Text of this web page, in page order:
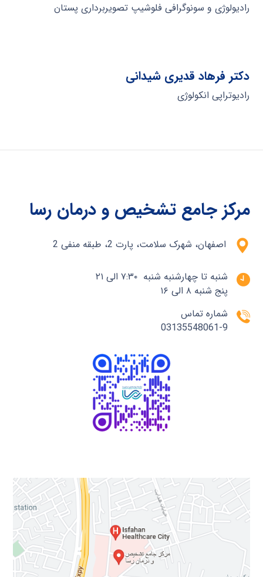
رادیولوژی و سونوگرافی فلوشیپ تصویربرداری پستان
دکتر فرهاد قدیری شیدانی
رادیوتراپی انکولوژی
مرکز جامع تشخیص و درمان رسا
اصفهان، شهرک سلامت، پارت 2، طبقه منفی 2
شنبه تا چهارشنبه شنبه ۷:۳۰ الی ۲۱
پنج شنبه ۸ الی ۱۶
شماره تماس
03135548061-9